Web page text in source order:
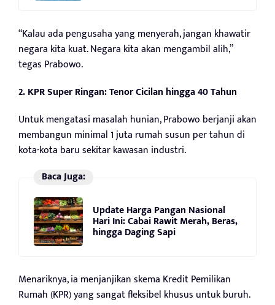
“Kalau ada pengusaha yang menyerah, jangan khawatir
negara kita kuat. Negara kita akan mengambil alih,”
tegas Prabowo.
2. KPR Super Ringan: Tenor Cicilan hingga 40 Tahun
Untuk mengatasi masalah hunian, Prabowo berjanji akan
membangun minimal 1 juta rumah susun per tahun di
kota-kota baru sekitar kawasan industri.
Baca Juga:
Update Harga Pangan Nasional
Hari Ini: Cabai Rawit Merah, Beras,
hingga Daging Sapi
Menariknya, ia menjanjikan skema Kredit Pemilikan
Rumah (KPR) yang sangat fleksibel khusus untuk buruh.